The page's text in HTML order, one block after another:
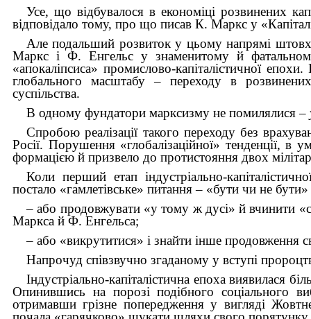
Усе, що відбувалося в економіці розвинених
відповідало тому, про що писав К. Маркс у
Але подальший розвиток у цьому напрямі
Маркс і Ф. Енгельс у знаменитому й
«апокаліпсиса» промислово-капіталістичної
глобального масштабу – переходу в
суспільства.
В одному фундатори марксизму не помилялися –
Спробою реалізації такого переходу без
Росії. Порушення «глобалізаційної» тенденції,
формацією й призвело до протистояння двох
Коли перший етап індустріально-
постало «гамлетівське» питання – «бути чи не
– або продовжувати «у тому ж дусі» й вчинити
Маркса й Ф. Енгельса;
– або «викрутитися» і знайти інше продовження
Напрочуд співзвучно згаданому у вступі
Індустріально-капіталістична епоха
Опинившись на порозі подібного соціального
отримавши грізне попередження у вигляді